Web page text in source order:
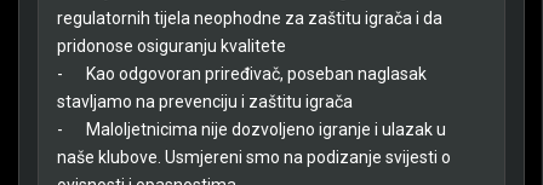
regulatornih tijela neophodne za zaštitu igrača i da
pridonose osiguranju kvalitete
-
Kao odgovoran priređivač, poseban naglasak
stavljamo na prevenciju i zaštitu igrača
-
Maloljetnicima nije dozvoljeno igranje i ulazak u
naše klubove. Usmjereni smo na podizanje svijesti o